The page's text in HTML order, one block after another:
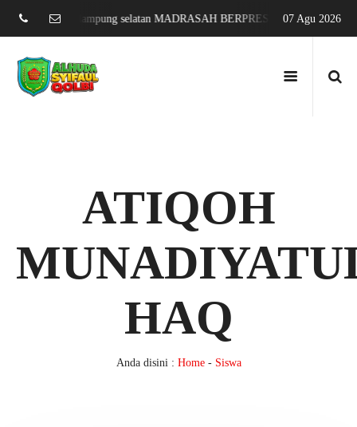
jati agung lampung selatan MADRASAH BERPRESTASI DAN07 Agu 2026
ATIQOH
HAQ
Anda disini : Home- Siswa